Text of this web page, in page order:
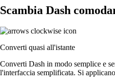
Scambia Dash
Converti quasi all'istante
Converti Dash in modo semplice e
l'interfaccia semplificata. Si